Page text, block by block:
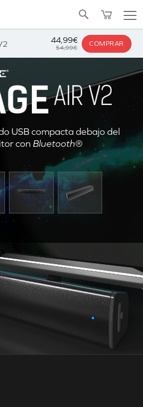
54,99€
44,99€ COMPRAR
USB compacta debajo del
con Bluetooth®